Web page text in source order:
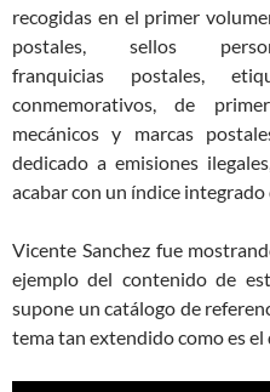
recogidas en el primer
postales, sellos
franquicias postales,
conmemorativos, de
mecánicos y marcas
dedicado a emisiones
acabar con un índice
Vicente Sanchez fue
ejemplo del contenido de
supone un catálogo de
tema tan extendido como es el